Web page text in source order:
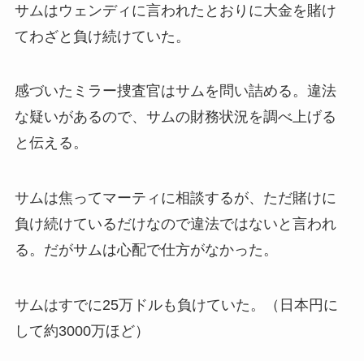
サムはウェンディに言われたとおりに大金を賭け
てわざと負け続けていた。
感づいたミラー捜査官はサムを問い詰める。違法
な疑いがあるので、サムの財務状況を調べ上げる
と伝える。
サムは焦ってマーティに相談するが、ただ賭けに
負け続けているだけなので違法ではないと言われ
る。だがサムは心配で仕方がなかった。
サムはすでに25万ドルも負けていた。（日本円に
して約3000万ほど）